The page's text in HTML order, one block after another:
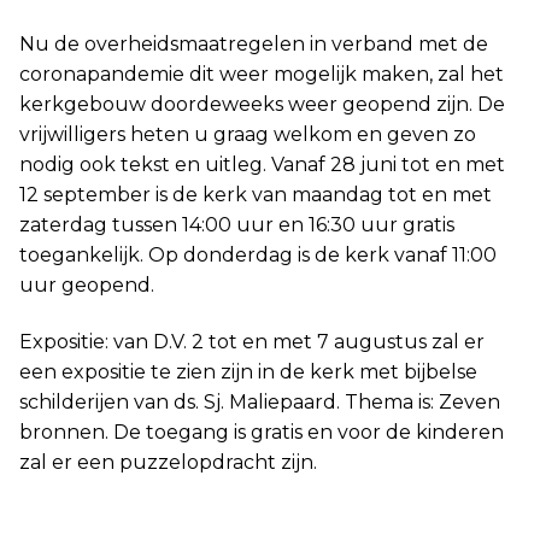
Nu de overheidsmaatregelen in verband met de
coronapandemie dit weer mogelijk maken, zal het
kerkgebouw doordeweeks weer geopend zijn. De
vrijwilligers heten u graag welkom en geven zo
nodig ook tekst en uitleg. Vanaf 28 juni tot en met
12 september is de kerk van maandag tot en met
zaterdag tussen 14:00 uur en 16:30 uur gratis
toegankelijk. Op donderdag is de kerk vanaf 11:00
uur geopend.
Expositie: van D.V. 2 tot en met 7 augustus zal er
een expositie te zien zijn in de kerk met bijbelse
schilderijen van ds. Sj. Maliepaard. Thema is: Zeven
bronnen. De toegang is gratis en voor de kinderen
zal er een puzzelopdracht zijn.